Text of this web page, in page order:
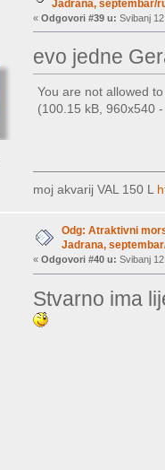
Jadrana, septembar/
« Odgovori #39 u: Svibanj
evo jedne
You are not allowed
(100.15 kB, 960x540
moj akvarij VAL 150 L
Odg: Atraktivni
Jadrana,
« Odgovori #40 u: Svibanj
Stvarno ima